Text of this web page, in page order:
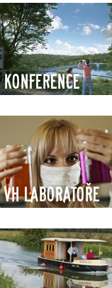
Konference
VH Laboratoře